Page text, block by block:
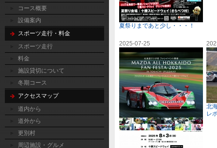
コース概要
設備案内
スポーツ走行・料金
スポーツ走行
料金
施設貸切について
冬期コース
アクセスマップ
道内から
道外から
更別村
周辺施設・グルメ
夏祭りまであと少し・・・！
2025-07-25
北
レ